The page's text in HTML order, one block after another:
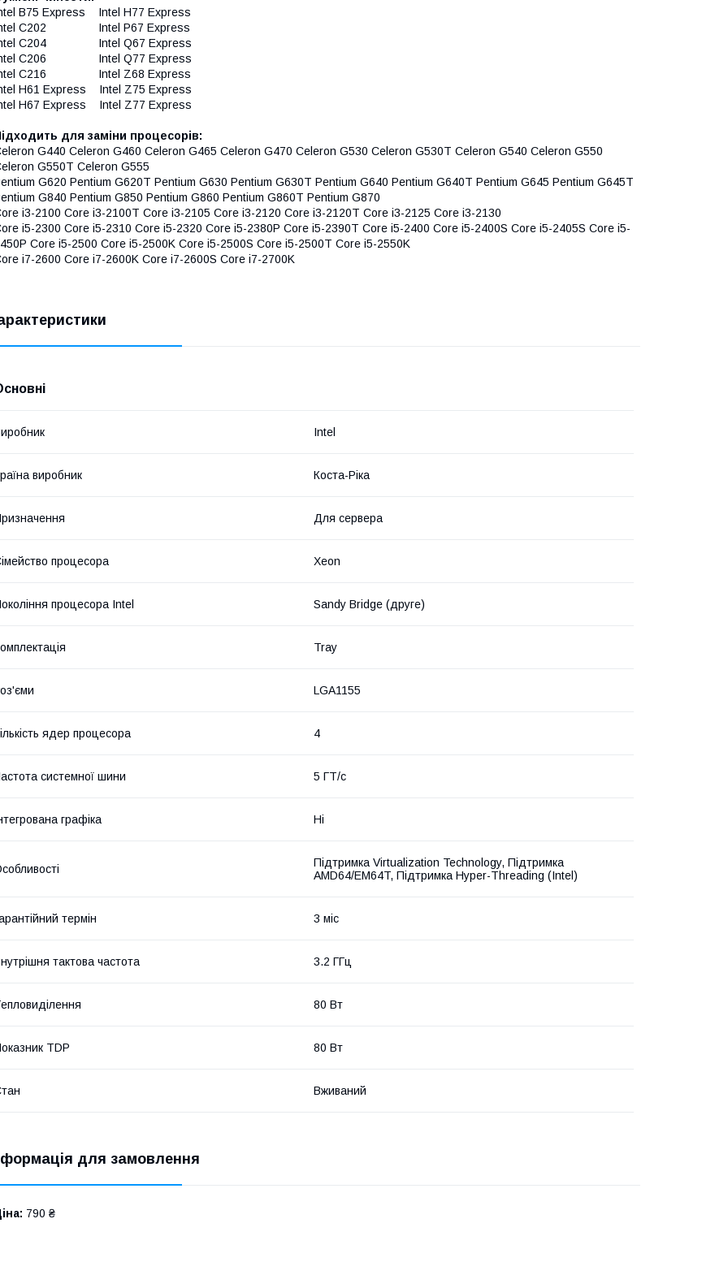
B75 Express Intel H77 Express
C202 Intel P67 Express
C204 Intel Q67 Express
C206 Intel Q77 Express
C216 Intel Z68 Express
H61 Express Intel Z75 Express
H67 Express Intel Z77 Express
для заміни процесорів:
G440 Celeron G460 Celeron G465 Celeron G470 Celeron G530 Celeron G530T Celeron G540 Celeron G550
G550T Celeron G555
G620 Pentium G620T Pentium G630 Pentium G630T Pentium G640 Pentium G640T Pentium G645 Pentium G645T
G840 Pentium G850 Pentium G860 Pentium G860T Pentium G870
i3-2100 Core i3-2100T Core i3-2105 Core i3-2120 Core i3-2120T Core i3-2125 Core i3-2130
i5-2300 Core i5-2310 Core i5-2320 Core i5-2380P Core i5-2390T Core i5-2400 Core i5-2400S Core i5-2405S Core i5-
Core i5-2500 Core i5-2500K Core i5-2500S Core i5-2500T Core i5-2550K
i7-2600 Core i7-2600K Core i7-2600S Core i7-2700K
Intel
виробник Коста-Ріка
Для сервера
процесора Xeon
процесора Intel Sandy Bridge (друге)
Tray
LGA1155
ядер процесора 4
системної шини 5 ГТ/с
графіка Ні
Підтримка Virtualization Technology, Підтримка
AMD64/EM64T, Підтримка Hyper-Threading (Intel)
термін 3 міс
тактова частота 3.2 ГГц
80 Вт
TDP 80 Вт
Вживаний
для замовлення
790 ₴